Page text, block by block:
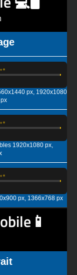
px, 1920x1080
1920x1080 px,
px, 1366x768 px